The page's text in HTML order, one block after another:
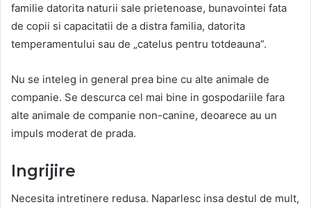
familie datorita naturii sale prietenoase, bunavointei fata
de copii si capacitatii de a distra familia, datorita
temperamentului sau de „catelus pentru totdeauna”.
Nu se inteleg in general prea bine cu alte animale de
companie. Se descurca cel mai bine in gospodariile fara
alte animale de companie non-canine, deoarece au un
impuls moderat de prada.
Ingrijire
Necesita intretinere redusa. Naparlesc insa destul de mult,